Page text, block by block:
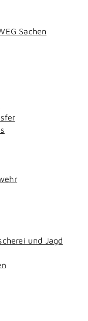
Sachen
und Jagd